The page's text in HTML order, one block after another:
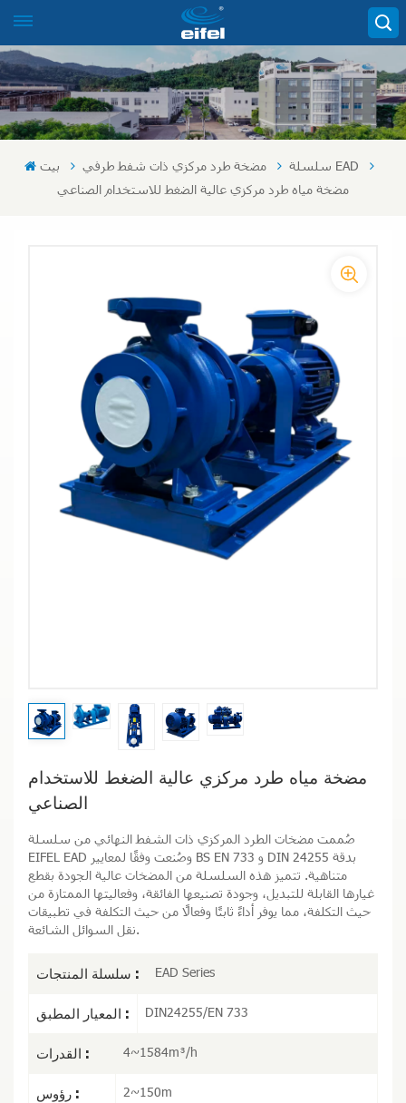
بيت مضخة طرد مركزي ذات شفط طرفي
سلسلة EAD
مضخة مياه طرد مركزي عالية الضغط للاستخدام الصناعي
مضخة مياه طرد مركزي عالية الضغط للاستخدام
الصناعي
صُممت مضخات الطرد المركزي ذات الشفط النهائي من سلسلة
EIFEL EAD وصُنعت وفقًا لمعايير BS EN 733 و DIN 24255 بدقة
متناهية. تتميز هذه السلسلة من المضخات عالية الجودة بقطع
غيارها القابلة للتبديل، وجودة تصنيعها الفائقة، وفعاليتها الممتازة من
حيث التكلفة، مما يوفر أداءً ثابتًا وفعالًا من حيث التكلفة في تطبيقات
نقل السوائل الشائعة.
سلسلة المنتجات : EAD Series
المعيار المطبق : DIN24255/EN 733
القدرات : 4~1584m³/h
رؤوس : 2~150m